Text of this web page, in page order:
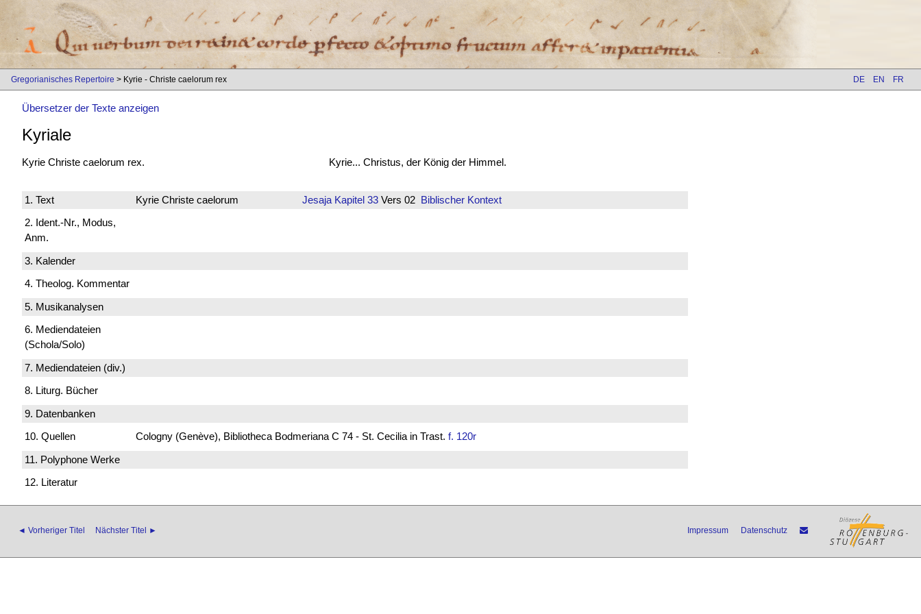
Gregorianisches Repertoire > Kyrie - Christe caelorum rex DE EN FR
Übersetzer der Texte anzeigen
Kyriale
Kyrie Christe caelorum rex. Kyrie... Christus, der König der Himmel.
1. Text Kyrie Christe caelorum JesajaKapitel 33Vers 02 Biblischer Kontext
2. Ident.-Nr., Modus,
Anm.
3. Kalender
4. Theolog. Kommentar
5. Musikanalysen
6. Mediendateien
(Schola/Solo)
7. Mediendateien (div.)
8. Liturg. Bücher
9. Datenbanken
10. Quellen
Cologny (Genève), Bibliotheca Bodmeriana C 74 - St. Cecilia in Trast. f. 120r
11. Polyphone Werke
12. Literatur
◄ Vorheriger Titel Nächster Titel ► Impressum Datenschutz